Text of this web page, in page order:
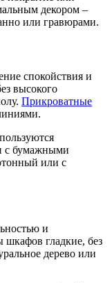
декором –
или гравюрами.
спокойствия и
высокого
Прикроватные
с бумажными
или с
и
гладкие, без
дерево или